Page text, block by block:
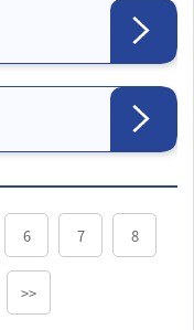
6 7 8
>>